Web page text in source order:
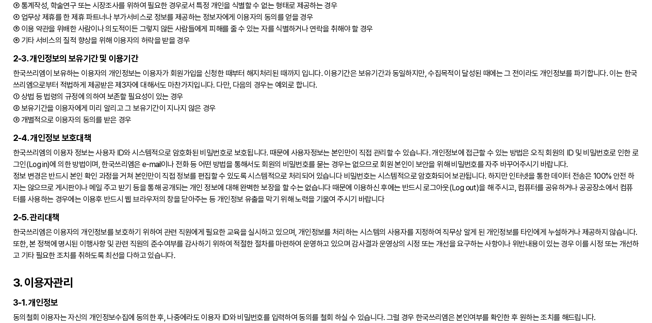
③ 통계작성, 학술연구 또는 시장조사를 위하여 필요한 경우로서 특정 개인을 식별할 수 없는 형태로 제공하는 경우
④ 업무상 제휴를 한 제휴 파트너나 부가서비스로 정보를 제공하는 정보자에게 이용자의 동의를 얻을 경우
⑤ 이용 약관을 위배한 사람이나 의도적이든 그렇지 않든 사람들에게 피해를 줄 수 있는 자를 식별하거나 연락을 취해야 할 경우
⑥ 기타 서비스의 질적 향상을 위해 이용자의 허락을 받을 경우
2-3. 개인정보의 보유기간 및 이용기간
한국쓰리엠이 보유하는 이용자의 개인정보는 이용자가 회원가입을 신청한 때부터 해지처리된 때까지 입니다. 이용기간은 보유기간과 동일하지만, 수집목적이 달성된 때에는 그 전이라도 개인정보를 파기합니다. 이는 한국
쓰리엠으로부터 적법하게 제공받은 제3자에 대해서도 마찬가지입니다. 다만, 다음의 경우는 예외로 합니다.
① 상법 등 법령의 규정에 의하여 보존할 필요성이 있는 경우
② 보유기간을 이용자에게 미리 알리고 그 보유기간이 지나지 않은 경우
③ 개별적으로 이용자의 동의를 받은 경우
2-4. 개인정보 보호대책
한국쓰리엠의 이용자 정보는 사용자 ID와 시스템적으로 암호화된 비밀번호로 보호됩니다. 때문에 사용자정보는 본인만이 직접 관리할 수 있습니다. 개인정보에 접근할 수 있는 방법은 오직 회원의 ID 및 비밀번호로 인한 로
그인(Log in)에 의한 방법이며, 한국쓰리엠은 e-mail이나 전화 등 어떤 방법을 통해서도 회원의 비밀번호를 묻는 경우는 없으므로 회원 본인이 보안을 위해 비밀번호를 자주 바꾸어주시기 바랍니다.
정보 변경은 반드시 본인 확인 과정을 거쳐 본인만이 직접 정보를 편집할 수 있도록 시스템적으로 처리되어 있습니다 비밀번호는 시스템적으로 암호화되어 보관됩니다. 하지만 인터넷을 통한 데이터 전송은 100% 안전 하
지는 않으므로 게시판이나 메일 주고 받기 등을 통해 공개되는 개인 정보에 대해 완벽한 보장을 할 수는 없습니다 때문에 이용하신 후에는 반드시 로그아웃(Log out)을 해 주시고, 컴퓨터를 공유하거나 공공장소에서 컴퓨
터를 사용하는 경우에는 이용후 반드시 웹 브라우저의 창을 닫아주는 등 개인정보 유출을 막기 위해 노력을 기울여 주시기 바랍니다
2-5. 관리대책
한국쓰리엠은 이용자의 개인정보를 보호하기 위하여 관련 직원에게 필요한 교육을 실시하고 있으며, 개인정보를 처리하는 시스템의 사용자를 지정하여 직무상 알게 된 개인정보를 타인에게 누설하거나 제공하지 않습니다.
또한, 본 정책에 명시된 이행사항 및 관련 직원의 준수여부를 감사하기 위하여 적절한 절차를 마련하여 운영하고 있으며 감사결과 운영상의 시정 또는 개선을 요구하는 사항이나 위반내용이 있는 경우 이를 시정 또는 개선하
고 기타 필요한 조치를 취하도록 최선을 다하고 있습니다.
3. 이용자관리
3-1. 개인정보
동의철회 이용자는 자신의 개인정보수집에 동의한 후, 나중에라도 이용자 ID와 비밀번호를 입력하여 동의를 철회 하실 수 있습니다. 그럴 경우 한국쓰리엠은 본인여부를 확인한 후 원하는 조치를 해드립니다.